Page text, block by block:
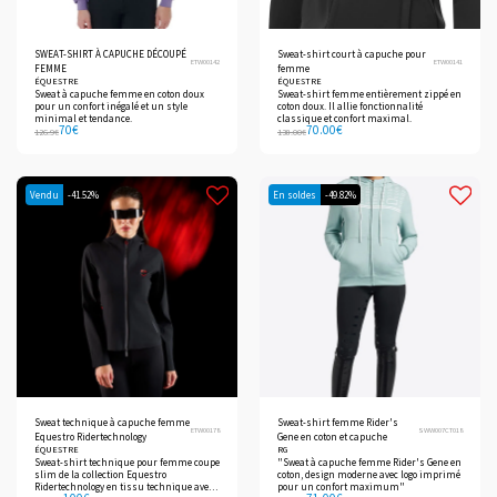
SWEAT-SHIRT À CAPUCHE DÉCOUPÉ
FEMME
ETW00142
ÉQUESTRE
Sweat à capuche femme en coton doux
pour un confort inégalé et un style
minimal et tendance.
126.9€70€
Sweat-shirt court à capuche pour
femme
ETW00141
ÉQUESTRE
Sweat-shirt femme entièrement zippé en
coton doux. Il allie fonctionnalité
classique et confort maximal.
138.00€70.00€
Vendu -41.52%
Sweat technique à capuche femme
Equestro Ridertechnology
ETW00178
ÉQUESTRE
Sweat-shirt technique pour femme coupe
slim de la collection Equestro
Ridertechnology en tissu technique avec
En soldes -49.82%
Sweat-shirt femme Rider's
Gene en coton et capuche
SWW007CT018
RG
"Sweat à capuche femme Rider's Gene en
coton, design moderne avec logo imprimé
pour un confort maximum"